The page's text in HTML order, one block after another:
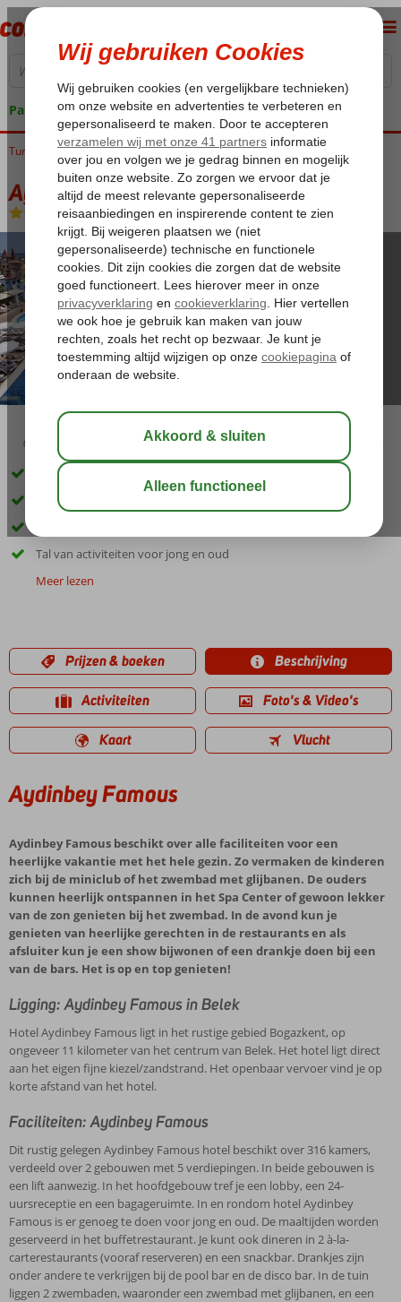
Pakketgarantie
Home
Turkije Turkse Riviera Belek Aydinbey Famous
Aydinbey Famous
Ultra All Inclusive-Hotel
03:45 aug 33°C
Direct aan het strand
Zwembad met glijbanen
Tal van activiteiten voor jong en oud
Meer lezen
Prijzen & boeken Beschrijving
Activiteiten Foto's & Video's
Kaart Vlucht
Aydinbey Famous
Aydinbey Famous beschikt over alle faciliteiten voor een
heerlijke vakantie met het hele gezin. Zo vermaken de kinderen
zich bij de miniclub of het zwembad met glijbanen. De ouders
kunnen heerlijk ontspannen in het Spa Center of gewoon lekker
van de zon genieten bij het zwembad. In de avond kun je
genieten van heerlijke gerechten in de restaurants en als
afsluiter kun je een show bijwonen of een drankje doen bij een
van de bars. Het is op en top genieten!
Ligging: Aydinbey Famous in Belek
Hotel Aydinbey Famous ligt in het rustige gebied Bogazkent, op
ongeveer 11 kilometer van het centrum van Belek. Het hotel ligt direct
aan het eigen fijne kiezel/zandstrand. Het openbaar vervoer vind je op
korte afstand van het hotel.
Faciliteiten: Aydinbey Famous
Dit rustig gelegen Aydinbey Famous hotel beschikt over 316 kamers,
verdeeld over 2 gebouwen met 5 verdiepingen. In beide gebouwen is
een lift aanwezig. In het hoofdgebouw tref je een lobby, een 24-
uursreceptie en een bagageruimte. In en rondom hotel Aydinbey
Famous is er genoeg te doen voor jong en oud. De maaltijden worden
geserveerd in het buffetrestaurant. Je kunt ook dineren in 2 à-la-
carterestaurants (vooraf reserveren) en een snackbar. Drankjes zijn
onder andere te verkrijgen bij de pool bar en de disco bar. In de tuin
liggen 2 zwembaden, waaronder een zwembad met glijbanen, en een